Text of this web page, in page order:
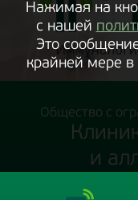
Нажимая на
с нашей
Это
крайней мере
Общество с
и